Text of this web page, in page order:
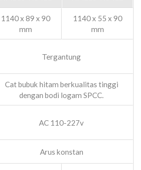
1140 x 89 x 90
mm
1140 x 55 x 90
mm
Tergantung
Cat bubuk hitam berkualitas tinggi
dengan bodi logam SPCC.
AC 110-227v
Arus konstan